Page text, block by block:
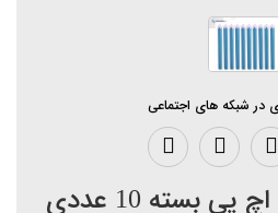
در شبکه های اجتماعی